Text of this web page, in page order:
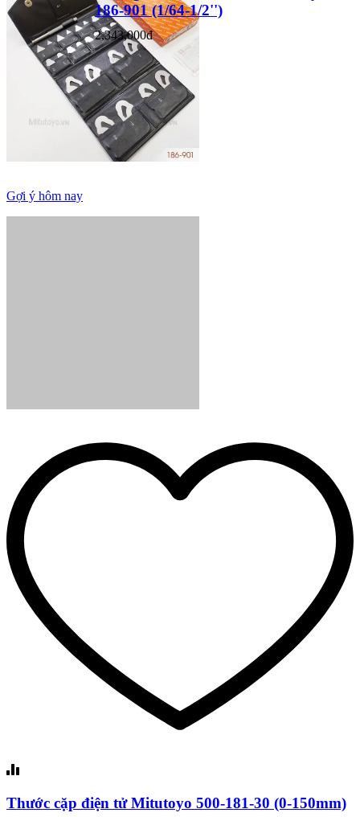
186-901 (1/64-1/2'')
2,343,000đ
Gợi ý hôm nay
Thước cặp điện tử Mitutoyo 500-181-30 (0-150mm)